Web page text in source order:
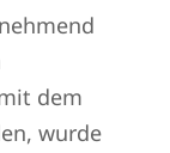
dem
wurde